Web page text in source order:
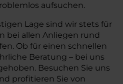
aufsuchen.
Lage sind wir stets für
bei allen Anliegen rund
Ob für einen schnellen
Beratung – bei uns
Besuchen Sie uns
profitieren Sie von